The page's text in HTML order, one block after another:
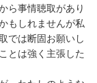
ら事情聴取があり
もしれませんが私
では断固お願いし
とは強く主張した